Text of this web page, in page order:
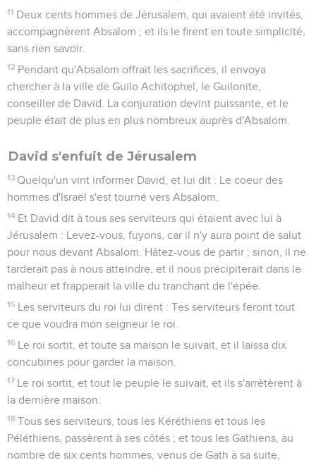
11 Deux cents hommes de Jérusalem, qui avaient été invités,
accompagnèrent Absalom ; et ils le firent en toute simplicité,
sans rien savoir.
12 Pendant qu'Absalom offrait les sacrifices, il envoya
chercher à la ville de Guilo Achitophel, le Guilonite,
conseiller de David. La conjuration devint puissante, et le
peuple était de plus en plus nombreux auprès d'Absalom.
David s'enfuit de Jérusalem
13 Quelqu'un vint informer David, et lui dit : Le coeur des
hommes d'Israël s'est tourné vers Absalom.
14 Et David dit à tous ses serviteurs qui étaient avec lui à
Jérusalem : Levez-vous, fuyons, car il n'y aura point de salut
pour nous devant Absalom. Hâtez-vous de partir ; sinon, il ne
tarderait pas à nous atteindre, et il nous précipiterait dans le
malheur et frapperait la ville du tranchant de l'épée.
15 Les serviteurs du roi lui dirent : Tes serviteurs feront tout
ce que voudra mon seigneur le roi.
16 Le roi sortit, et toute sa maison le suivait, et il laissa dix
concubines pour garder la maison.
17 Le roi sortit, et tout le peuple le suivait, et ils s'arrêtèrent à
la dernière maison.
18 Tous ses serviteurs, tous les Kéréthiens et tous les
Péléthiens, passèrent à ses côtés ; et tous les Gathiens, au
nombre de six cents hommes, venus de Gath à sa suite,